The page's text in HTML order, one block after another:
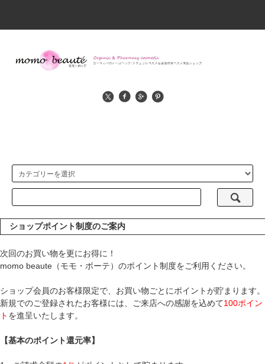
ショップポイント制度のご案内
次回のお買い物を更にお得に！
momo beaute（モモ・ボーテ）のポイント制度をご利用ください。
ショップ会員のお客様限定で、お買い物ごとにポイントが貯まります。
新規でのご登録されたお客様には、ご来店への感謝を込めて100ポイン
ト を進呈いたします。
【基本のポイント還元率】